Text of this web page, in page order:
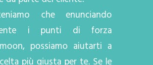
che enunciando
i punti di forza
possiamo aiutarti a
più giusta per te. Se le